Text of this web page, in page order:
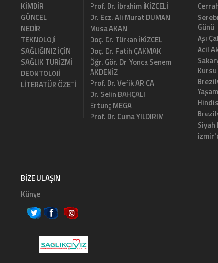
KİMDİR
GÜNCEL
NEDİR
TEKNOLOJİ
SAĞLIĞINIZ İÇİN
SAĞLIK TURİZMİ
DEONTOLOJİ
LİTERATÜR ÖZETİ
Prof. Dr. İbrahim İKİZCELİ
Dr. Ecz. Ali Murat DUMAN
Musa AKAN
Doç. Dr. Türkan İKİZCELİ
Doç. Dr. Fatih ÇAKMAK
Öğr. Gör. Dr. Yonca Senem
AKDENİZ
Prof. Dr. Vefik ARICA
Dr. Selin BAHÇALI
Ertunç MEGA
Prof. Dr. Cuma YILDIRIM
Günü
Aşı
Acil
Kursu
Yaşam
BIZE ULAŞIN
Künye